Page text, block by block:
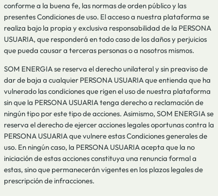
conforme a la buena fe, las normas de orden público y las
presentes Condiciones de uso. El acceso a nuestra plataforma se
realiza bajo la propia y exclusiva responsabilidad de la PERSONA
USUARIA, que responderá en todo caso de los daños y perjuicios
que pueda causar a terceras personas o a nosotros mismos.
SOM ENERGIA se reserva el derecho unilateral y sin preaviso de
dar de baja a cualquier PERSONA USUARIA que entienda que ha
vulnerado las condiciones que rigen el uso de nuestra plataforma
sin que la PERSONA USUARIA tenga derecho a reclamación de
ningún tipo por este tipo de acciones. Asimismo, SOM ENERGIA se
reserva el derecho de ejercer acciones legales oportunas contra la
PERSONA USUARIA que vulnere estas Condiciones generales de
uso. En ningún caso, la PERSONA USUARIA acepta que la no
iniciación de estas acciones constituya una renuncia formal a
estas, sino que permanecerán vigentes en los plazos legales de
prescripción de infracciones.